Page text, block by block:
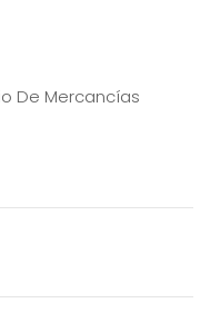
De Mercancías